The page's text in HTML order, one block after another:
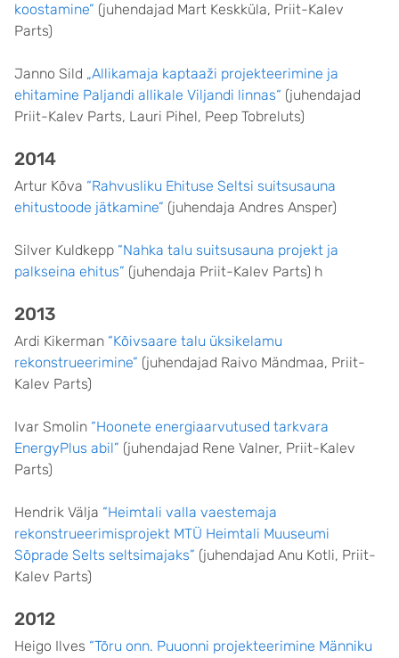
koostamine” (juhendajad Mart Keskküla, Priit-Kalev
Parts)
Janno Sild „Allikamaja kaptaaži projekteerimine ja
ehitamine Paljandi allikale Viljandi linnas“ (juhendajad
Priit-Kalev Parts, Lauri Pihel, Peep Tobreluts)
2014
Artur Kõva “Rahvusliku Ehituse Seltsi suitsusauna
ehitustoode jätkamine” (juhendaja Andres Ansper)
Silver Kuldkepp “Nahka talu suitsusauna projekt ja
palkseina ehitus” (juhendaja Priit-Kalev Parts) h
2013
Ardi Kikerman “Kõivsaare talu üksikelamu
rekonstrueerimine” (juhendajad Raivo Mändmaa, Priit-
Kalev Parts)
Ivar Smolin “Hoonete energiaarvutused tarkvara
EnergyPlus abil” (juhendajad Rene Valner, Priit-Kalev
Parts)
Hendrik Välja “Heimtali valla vaestemaja
rekonstrueerimisprojekt MTÜ Heimtali Muuseumi
Sõprade Selts seltsimajaks” (juhendajad Anu Kotli, Priit-
Kalev Parts)
2012
Heigo Ilves “Tõru onn. Puuonni projekteerimine Männiku